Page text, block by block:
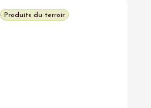
Produits du terroir